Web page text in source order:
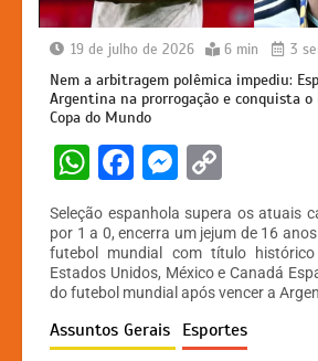
19 de julho de 2026 6 min 3
Nem a arbitragem polêmica impediu:
Argentina na prorrogação e conquista o
Copa do Mundo
W
h
at
s
A
p
F
a
c
e
b
o
M
s
s
e
n
p
y
Li
n
Seleção espanhola supera os atuais
por 1 a 0, encerra um jejum de 16
futebol mundial com título
Estados Unidos, México e Canadá
do futebol mundial após vencer a
Assuntos Gerais Esportes